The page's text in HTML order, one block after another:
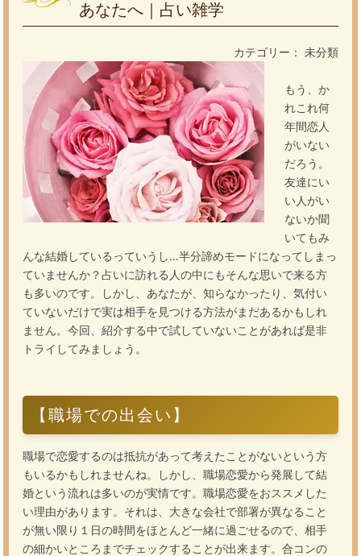
あなたへ｜占い雑学
カテゴリー： 未分類
もう、か
れこれ何
年間恋人
がいない
だろう。
友達にい
い人がい
ないか聞
いてもみ
んな結婚しているっていうし…半分諦めモードになってしまっ
ていませんか？占いに訪れる人の中にもそんな思いで来る方
も多いのです。しかし、あなたが、知らなかったり、気付い
ていないだけで実は相手を見つける方法がまだあるかもしれ
ません。今回、紹介する中で試していないことがあれば是非
トライしてみましょう。
【職場での出会い】
職場で恋愛するのは抵抗があって考えたことがないという方
もいるかもしれませんね。しかし、職場恋愛から発展して結
婚という流れは多いのが実情です。職場恋愛をおススメした
い理由があります。それは、大きな会社で部署が異なること
が無い限り１日の時間をほとんど一緒に過ごせるので、相手
の細かいところまでチェックすることが出来ます。合コンの